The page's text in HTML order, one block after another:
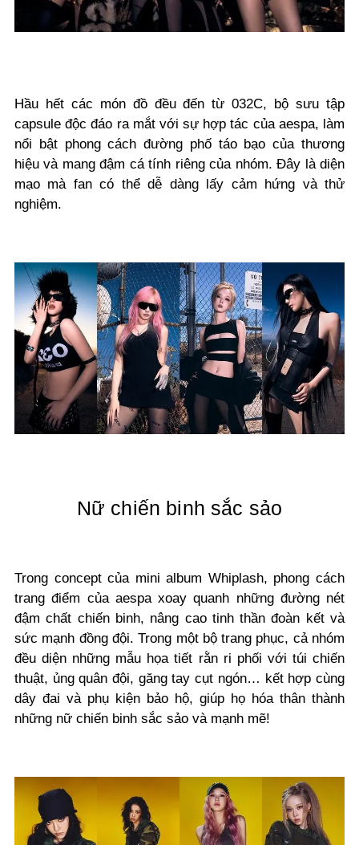
Hầu hết các món đồ đều đến từ 032C, bộ sưu tập
capsule độc đáo ra mắt với sự hợp tác của aespa, làm
nổi bật phong cách đường phố táo bạo của thương
hiệu và mang đậm cá tính riêng của nhóm. Đây là diện
mạo mà fan có thể dễ dàng lấy cảm hứng và thử
nghiệm.
Nữ chiến binh sắc sảo
Trong concept của mini album Whiplash, phong cách
trang điểm của aespa xoay quanh những đường nét
đậm chất chiến binh, nâng cao tinh thần đoàn kết và
sức mạnh đồng đội. Trong một bộ trang phục, cả nhóm
đều diện những mẫu họa tiết rằn ri phối với túi chiến
thuật, ủng quân đội, găng tay cụt ngón… kết hợp cùng
dây đai và phụ kiện bảo hộ, giúp họ hóa thân thành
những nữ chiến binh sắc sảo và mạnh mẽ!